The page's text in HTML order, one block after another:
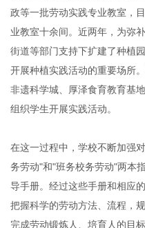
政等一批劳动实践专业教室，
业教室十余间。近两年，为弥
街道等部门支持下扩建了种植
开展种植实践活动的重要场所
非遗科学城、厚泽食育教育基
组织学生开展实践活动。
在这一过程中，学校不断加强
务劳动"和"班务校务劳动"两本
导手册。经过这些手册和相应
把握科学的劳动方法、流程，
完成劳动锻炼人、培育人的目标